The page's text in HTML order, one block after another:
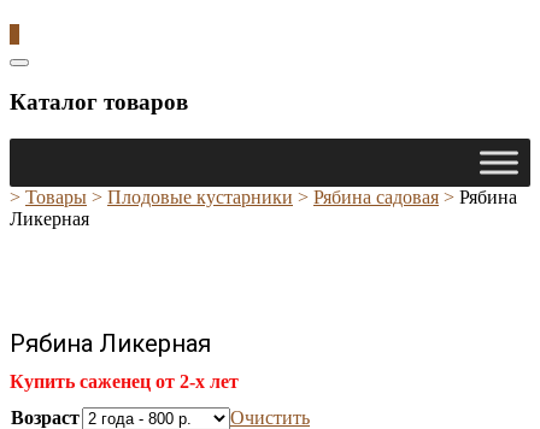
Catalog
Каталог товаров
> Товары > Плодовые кустарники > Рябина садовая > Рябина
Ликерная
Рябина Ликерная
Купить саженец от 2-х лет
Возраст
Очистить